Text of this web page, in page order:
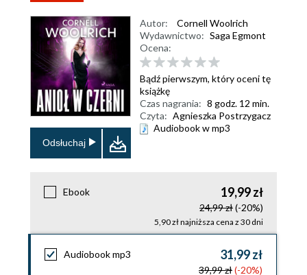
Odsłuchaj
Autor:
Cornell Woolrich
Wydawnictwo: Saga Egmont
Ocena:
Bądź pierwszym, który oceni tę
książkę
Czas nagrania: 8 godz. 12 min.
Czyta: Agnieszka Postrzygacz
Audiobook w mp3
Ebook 19,99 zł
24,99 zł(-20%)
5,90 zł najniższa cena z 30 dni
Audiobook mp3 31,99 zł
39,99 zł(-20%)